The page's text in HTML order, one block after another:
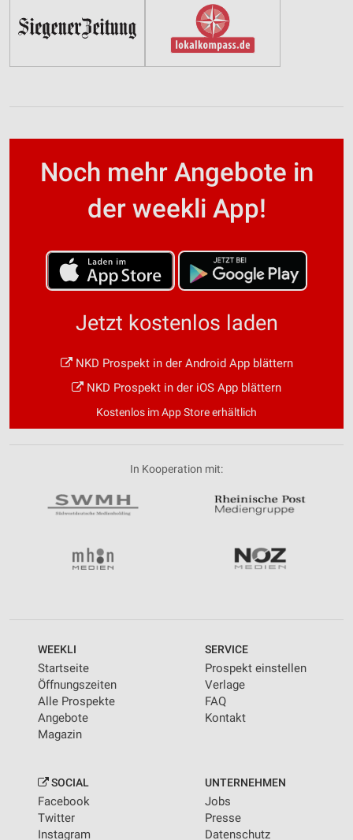
Noch mehr Angebote in
der weekli App!
Jetzt kostenlos laden
NKD Prospekt in der Android App blättern
NKD Prospekt in der iOS App blättern
Kostenlos im App Store erhältlich
In Kooperation mit:
WEEKLI
Startseite
Öffnungszeiten
Alle Prospekte
Angebote
Magazin
SERVICE
Prospekt einstellen
Verlage
FAQ
Kontakt
SOCIAL
Facebook
Twitter
Instagram
UNTERNEHMEN
Jobs
Presse
Datenschutz